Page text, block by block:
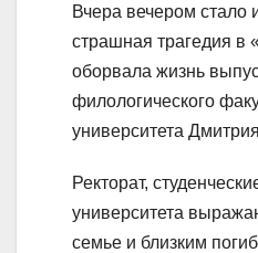
Вчера вечером стало
страшная трагедия в
оборвала жизнь
филологического
университета
Ректорат,
университета
семье и близким